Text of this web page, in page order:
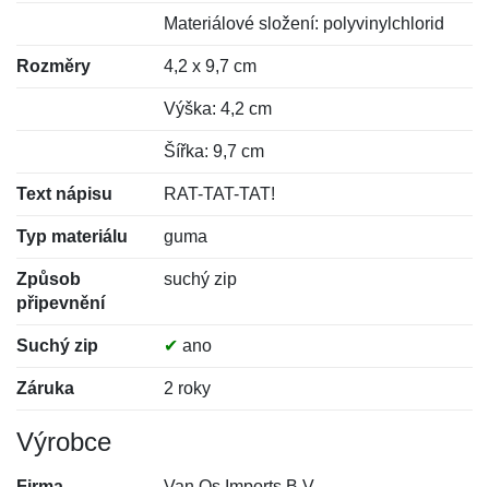
Materiálové složení: polyvinylchlorid
Rozměry 4,2 x 9,7 cm
Výška: 4,2 cm
Šířka: 9,7 cm
Text nápisu RAT-TAT-TAT!
Typ materiálu guma
Způsob
připevnění
suchý zip
Suchý zip ✔ ano
Záruka 2 roky
Výrobce